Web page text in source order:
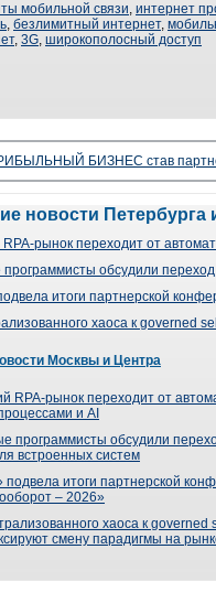
мобильной связи, интернет
, безлимитный интернет,
, 3G, широкополосный доступ
БИЗНЕС став
новости
RPA-рынок переходит от
обсудили
итоги партнерской
хаоса к governed
Москвы и Центра
RPA-рынок переходит от
и AI
программисты обсудили
встроенных систем
итоги партнерской
– 2026»
хаоса к governed
смену парадигмы на